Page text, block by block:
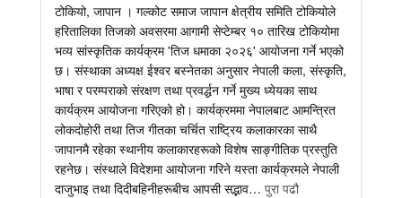
टोकियो, जापान । गल्कोट समाज जापान क्षेत्रीय समिति टोकियोले
हरितालिका तिजको अवसरमा आगामी सेप्टेम्बर १० तारिख टोकियोमा
भव्य सांस्कृतिक कार्यक्रम 'तिज धमाका २०२६' आयोजना गर्ने भएको
छ। संस्थाका अध्यक्ष ईश्वर बस्नेतका अनुसार नेपाली कला, संस्कृति,
भाषा र परम्पराको संरक्षण तथा प्रवर्द्धन गर्ने मुख्य ध्येयका साथ
कार्यक्रम आयोजना गरिएको हो। कार्यक्रममा नेपालबाट आमन्त्रित
लोकदोहोरी तथा तिज गीतका चर्चित राष्ट्रिय कलाकारका साथै
जापानमै रहेका स्थानीय कलाकारहरूको विशेष साङ्गीतिक प्रस्तुति
रहनेछ। संस्थाले विदेशमा आयोजना गरिने यस्ता कार्यक्रमले नेपाली
दाजुभाइ तथा दिदीबहिनीहरूबीच आपसी सद्भाव… पुरा पढौ